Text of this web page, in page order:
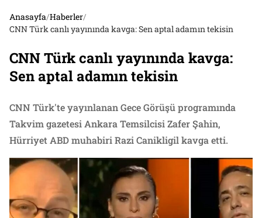
Anasayfa/Haberler/
CNN Türk canlı yayınında kavga: Sen aptal adamın tekisin
CNN Türk canlı yayınında kavga:
Sen aptal adamın tekisin
CNN Türk'te yayınlanan Gece Görüşü programında
Takvim gazetesi Ankara Temsilcisi Zafer Şahin,
Hürriyet ABD muhabiri Razi Canikligil kavga etti.